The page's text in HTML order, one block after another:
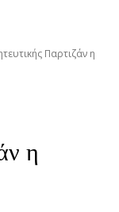
Παρτιζάν η
η